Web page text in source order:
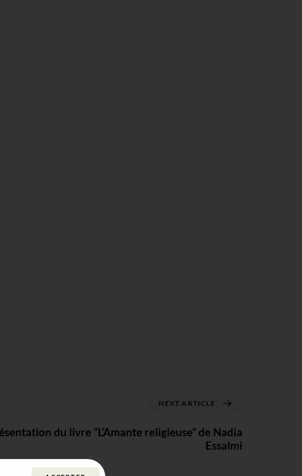
NEXT ARTICLE
du livre “L’Amante religieuse” de Nadia
Essalmi